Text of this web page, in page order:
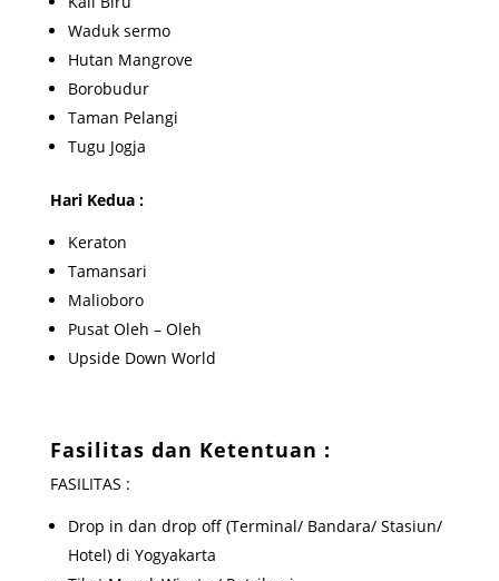
Waduk sermo
Hutan Mangrove
Borobudur
Taman Pelangi
Tugu Jogja
Hari Kedua :
Keraton
Tamansari
Malioboro
Pusat Oleh – Oleh
Upside Down World
Fasilitas dan Ketentuan :
FASILITAS :
Drop in dan drop off (Terminal/ Bandara/ Stasiun/
Hotel) di Yogyakarta